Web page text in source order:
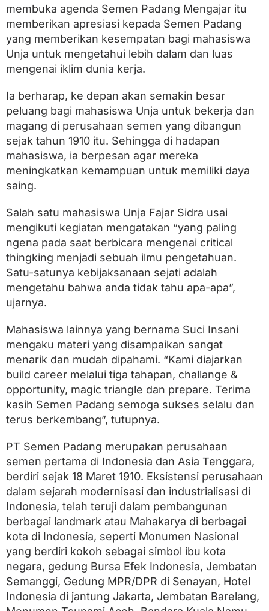
membuka agenda Semen Padang Mengajar itu
memberikan apresiasi kepada Semen Padang
yang memberikan kesempatan bagi mahasiswa
Unja untuk mengetahui lebih dalam dan luas
mengenai iklim dunia kerja.
Ia berharap, ke depan akan semakin besar
peluang bagi mahasiswa Unja untuk bekerja dan
magang di perusahaan semen yang dibangun
sejak tahun 1910 itu. Sehingga di hadapan
mahasiswa, ia berpesan agar mereka
meningkatkan kemampuan untuk memiliki daya
saing.
Salah satu mahasiswa Unja Fajar Sidra usai
mengikuti kegiatan mengatakan “yang paling
ngena pada saat berbicara mengenai critical
thingking menjadi sebuah ilmu pengetahuan.
Satu-satunya kebijaksanaan sejati adalah
mengetahu bahwa anda tidak tahu apa-apa”,
ujarnya.
Mahasiswa lainnya yang bernama Suci Insani
mengaku materi yang disampaikan sangat
menarik dan mudah dipahami. “Kami diajarkan
build career melalui tiga tahapan, challange &
opportunity, magic triangle dan prepare. Terima
kasih Semen Padang semoga sukses selalu dan
terus berkembang”, tutupnya.
PT Semen Padang merupakan perusahaan
semen pertama di Indonesia dan Asia Tenggara,
berdiri sejak 18 Maret 1910. Eksistensi perusahaan
dalam sejarah modernisasi dan industrialisasi di
Indonesia, telah teruji dalam pembangunan
berbagai landmark atau Mahakarya di berbagai
kota di Indonesia, seperti Monumen Nasional
yang berdiri kokoh sebagai simbol ibu kota
negara, gedung Bursa Efek Indonesia, Jembatan
Semanggi, Gedung MPR/DPR di Senayan, Hotel
Indonesia di jantung Jakarta, Jembatan Barelang,